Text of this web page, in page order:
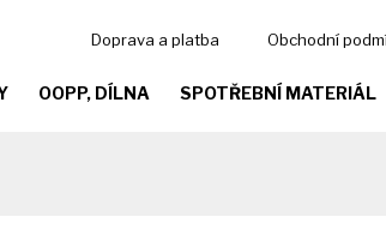
Doprava a platba Obchodní
OOPP, DÍLNA SPOTŘEBNÍ MATERIÁL